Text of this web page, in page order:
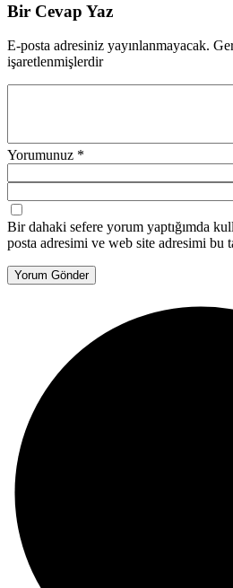
Bir Cevap Yaz
E-posta adresiniz yayınlanmayacak.
işaretlenmişlerdir
Yorumunuz *
Bir dahaki sefere yorum yaptığımda
posta adresimi ve web site adresimi bu
Yorum Gönder